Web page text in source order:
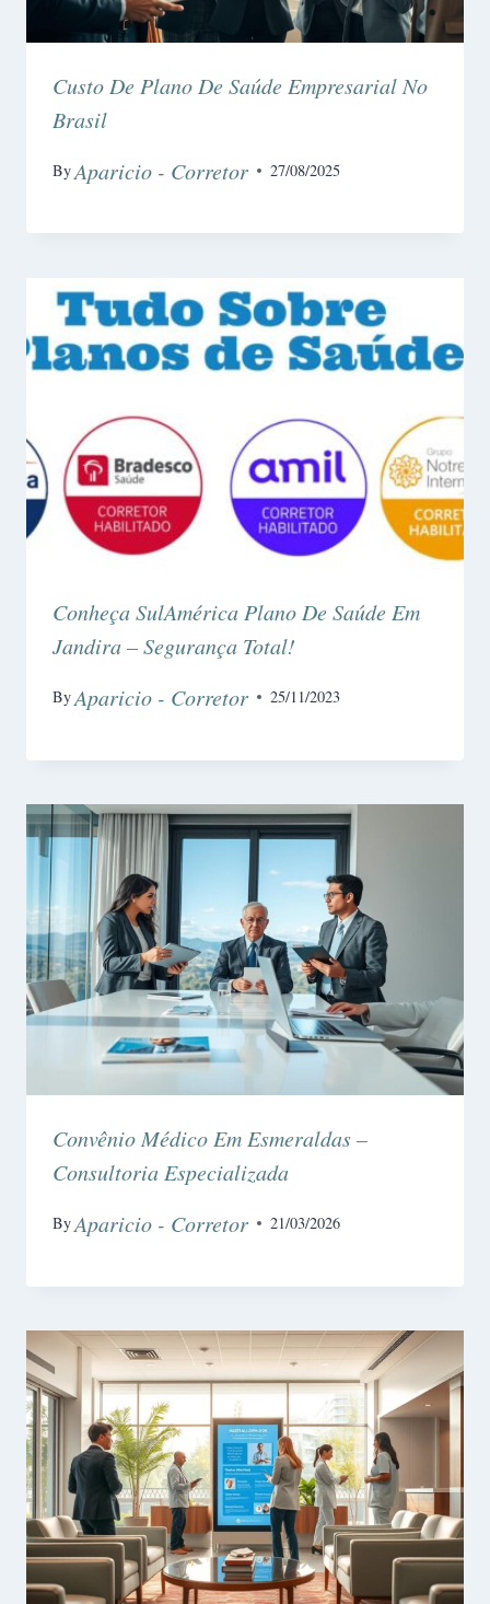
Custo De Plano De Saúde Empresarial No
Brasil
ByAparicio - Corretor 27/08/2025
Conheça SulAmérica Plano De Saúde Em
Jandira – Segurança Total!
ByAparicio - Corretor 25/11/2023
Convênio Médico Em Esmeraldas –
Consultoria Especializada
ByAparicio - Corretor 21/03/2026